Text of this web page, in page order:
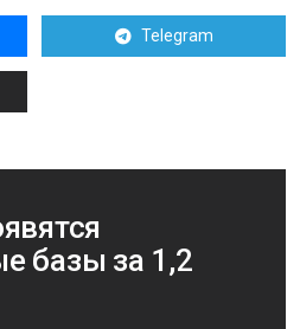
Telegram
базы за 1,2